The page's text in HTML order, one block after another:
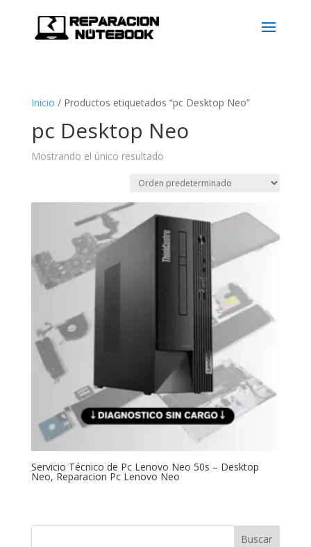
Inicio / Productos etiquetados “pc Desktop Neo”
pc Desktop Neo
Mostrando el único resultado
Servicio Técnico de Pc Lenovo Neo 50s – Desktop
Neo, Reparacion Pc Lenovo Neo
Buscar